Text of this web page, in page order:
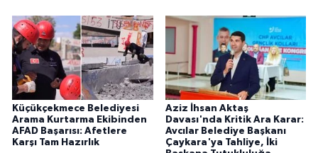
Küçükçekmece Belediyesi
Arama Kurtarma Ekibinden
AFAD Başarısı: Afetlere
Karşı Tam Hazırlık
Aziz İhsan Aktaş
Davası'nda Kritik Ara Karar:
Avcılar Belediye Başkanı
Çaykara'ya Tahliye, İki